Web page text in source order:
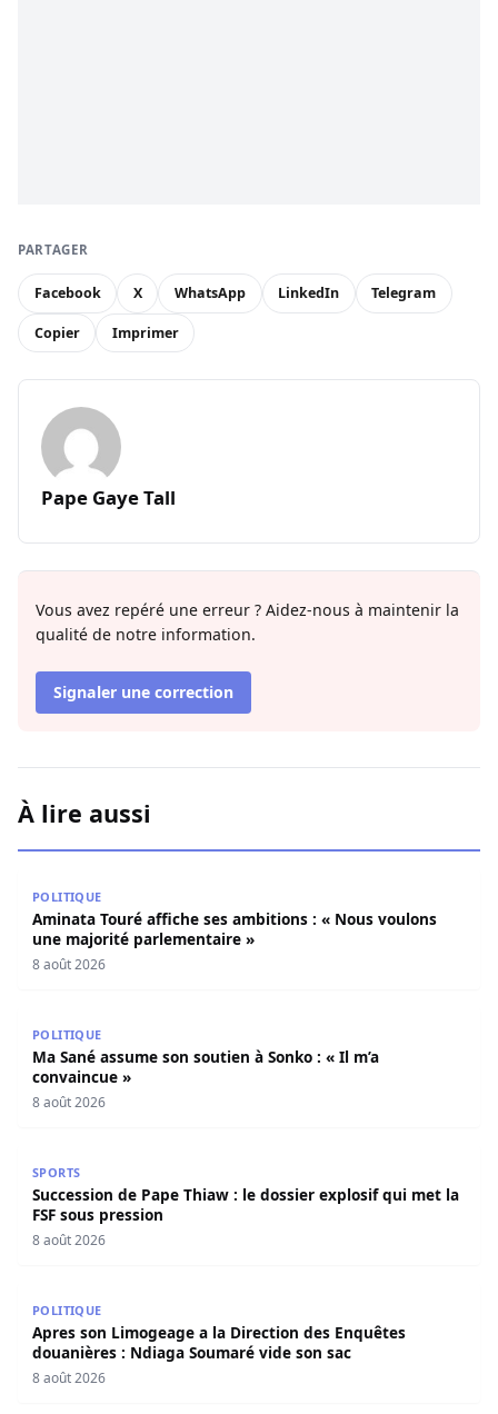
PARTAGER
Facebook X WhatsApp LinkedIn Telegram
Copier Imprimer
Pape Gaye Tall
Vous avez repéré une erreur ? Aidez-nous à maintenir la
qualité de notre information.
Signaler une correction
À lire aussi
POLITIQUE
Aminata Touré affiche ses ambitions : « Nous voulons
une majorité parlementaire »
8 août 2026
POLITIQUE
Ma Sané assume son soutien à Sonko : « Il m’a
convaincue »
8 août 2026
SPORTS
Succession de Pape Thiaw : le dossier explosif qui met la
FSF sous pression
8 août 2026
POLITIQUE
Apres son Limogeage a la Direction des Enquêtes
douanières : Ndiaga Soumaré vide son sac
8 août 2026